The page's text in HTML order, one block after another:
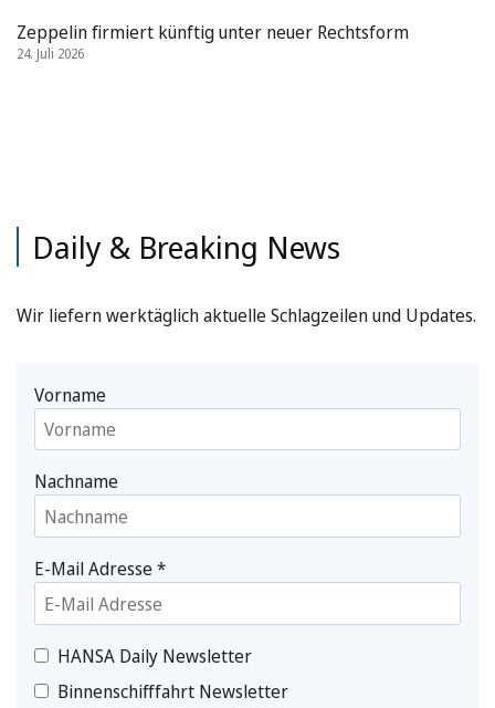
Zeppelin firmiert künftig unter neuer Rechtsform
24. Juli 2026
Daily & Breaking News
Wir liefern werktäglich aktuelle Schlagzeilen und Updates.
Vorname
Nachname
E-Mail Adresse*
HANSA Daily Newsletter
Binnenschifffahrt Newsletter